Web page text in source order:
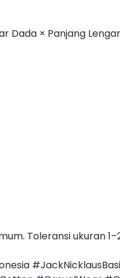
Dada × Panjang
Toleransi ukuran